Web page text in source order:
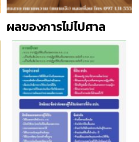
ผลของการไม่ไปศาล